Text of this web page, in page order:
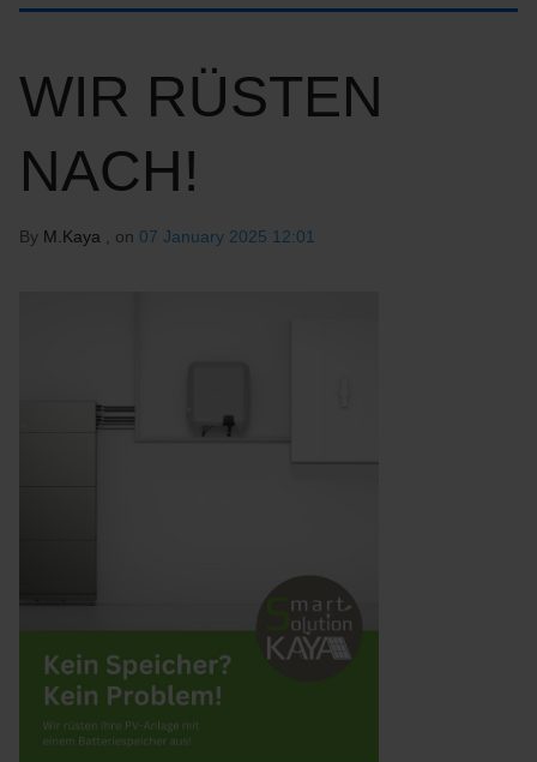
WIR RÜSTEN
NACH!
By M.Kaya , on 07 January 2025 12:01